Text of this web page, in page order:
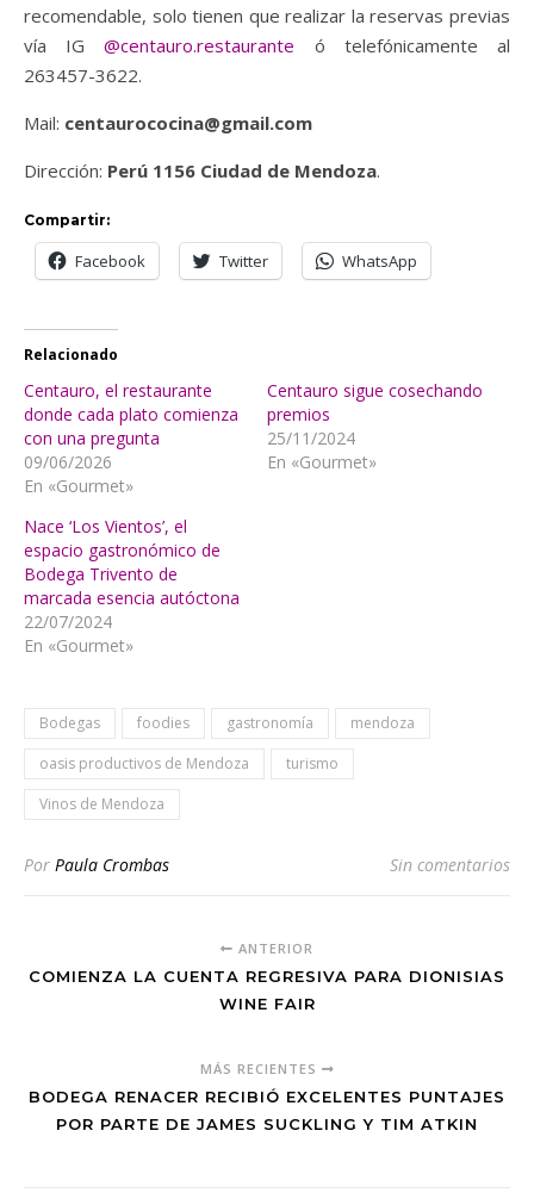
recomendable, solo tienen que realizar la reservas previas
vía IG@centauro.restaurante ó telefónicamente al
263457-3622.
Mail: centaurococina@gmail.com
Dirección: Perú 1156 Ciudad de Mendoza.
Compartir:
Facebook Twitter WhatsApp
Relacionado
Centauro, el restaurante
donde cada plato comienza
con una pregunta
09/06/2026
En «Gourmet»
Centauro sigue cosechando
premios
25/11/2024
En «Gourmet»
Nace ‘Los Vientos’, el
espacio gastronómico de
Bodega Trivento de
marcada esencia autóctona
22/07/2024
En «Gourmet»
Bodegas foodies gastronomía
mendoza
oasis productivos de Mendoza
turismo
Vinos de Mendoza
Por Paula Crombas Sin comentarios
ANTERIOR
COMIENZA LA CUENTA REGRESIVA PARA DIONISIAS
WINE FAIR
MÁS RECIENTES
BODEGA RENACER RECIBIÓ EXCELENTES PUNTAJES
POR PARTE DE JAMES SUCKLING Y TIM ATKIN